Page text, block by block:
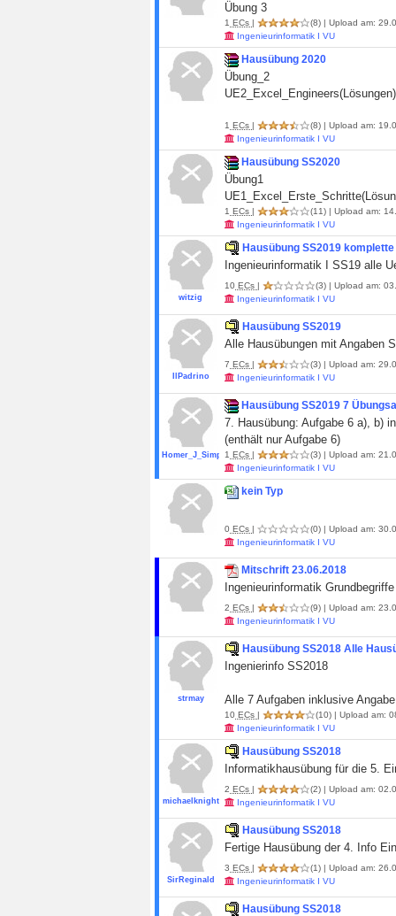
Übung 3
1 ECs | (8) | Upload am:
Ingenieurinformatik I VU
Hausübung 2020
Übung_2
UE2_Excel_Engineers(Lösungen)
1 ECs | (8) | Upload am:
Ingenieurinformatik I VU
Hausübung SS2020
Übung1
1 ECs | (11) | Upload am:
Ingenieurinformatik I VU
witzig
Hausübung SS2019
Ingenieurinformatik I SS19 alle
10 ECs | (3) | Upload am:
Ingenieurinformatik I VU
IlPadrino
Hausübung SS2019
Alle Hausübungen mit Angaben
7 ECs | (3) | Upload am:
Ingenieurinformatik I VU
Homer_J_Simpson
Hausübung SS2019 7
7. Hausübung: Aufgabe 6 a), b)
(enthält nur Aufgabe 6)
1 ECs | (3) | Upload am:
Ingenieurinformatik I VU
kein Typ
0 ECs | (0) | Upload am:
Ingenieurinformatik I VU
Mitschrift 23.06.2018
Ingenieurinformatik
2 ECs | (9) | Upload am:
Ingenieurinformatik I VU
strmay
Hausübung SS2018 Alle
Ingenierinfo SS2018
Alle 7 Aufgaben inklusive Angabe
10 ECs | (10) | Upload am:
Ingenieurinformatik I VU
michaelknight
Hausübung SS2018
Informatikhausübung für die 5.
2 ECs | (2) | Upload am:
Ingenieurinformatik I VU
SirReginald
Hausübung SS2018
Fertige Hausübung der 4. Info
3 ECs | (1) | Upload am:
Ingenieurinformatik I VU
Hausübung SS2018